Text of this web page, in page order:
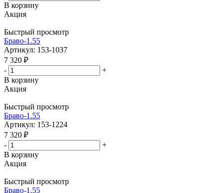
В корзину
Акция
Быстрый просмотр
Браво-1.55
Артикул: 153-1037
7 320 ₽
-
+
В корзину
Акция
Быстрый просмотр
Браво-1.55
Артикул: 153-1224
7 320 ₽
-
+
В корзину
Акция
Быстрый просмотр
Браво-1.55